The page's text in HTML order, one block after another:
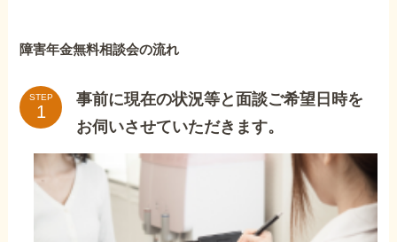
障害年金無料相談会の流れ
STEP
事前に現在の状況等と面談ご希望日時を
お伺いさせていただきます。